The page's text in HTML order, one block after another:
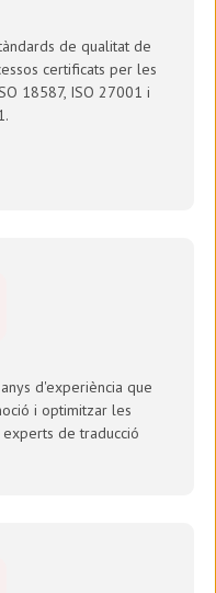
de qualitat de
certificats per les
18587, ISO 27001 i
d'experiència que
i optimitzar les
de traducció